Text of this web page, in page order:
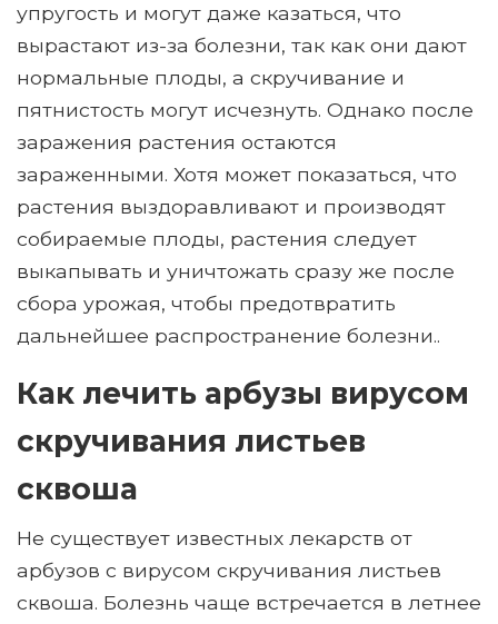
упругость и могут даже казаться, что
вырастают из-за болезни, так как они дают
нормальные плоды, а скручивание и
пятнистость могут исчезнуть. Однако после
заражения растения остаются
зараженными. Хотя может показаться, что
растения выздоравливают и производят
собираемые плоды, растения следует
выкапывать и уничтожать сразу же после
сбора урожая, чтобы предотвратить
дальнейшее распространение болезни..
Как лечить арбузы вирусом
скручивания листьев
сквоша
Не существует известных лекарств от
арбузов с вирусом скручивания листьев
сквоша. Болезнь чаще встречается в летнее